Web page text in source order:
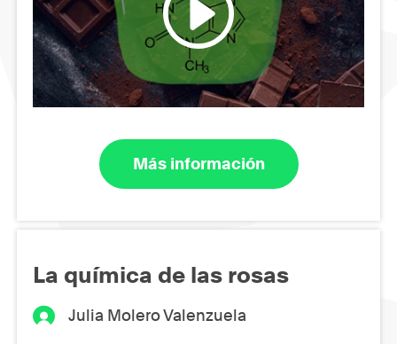
Más información
La química de las rosas
Julia Molero Valenzuela